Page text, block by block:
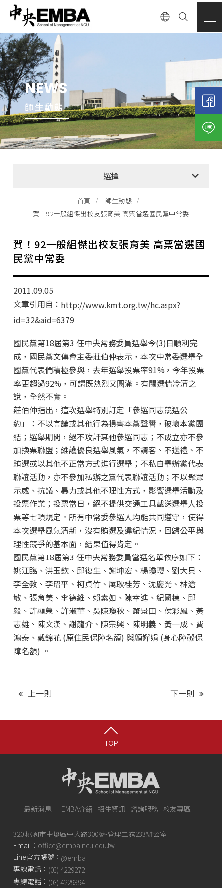
NEWS
師生動態
選擇
全部消息
EMBA招生公告
行政公告
師生動態
首頁
師生動態
賀！92一般組傑出校友張育美 高票當選國民黨中常委
賀！92一般組傑出校友張育美 高票當選國
民黨中常委
2011.09.05
文章引用自： http://www.kmt.org.tw/hc.aspx?
id=32&aid=6379
國民黨第18屆第3 任中央常務委員選舉今(3)日順利完
成，國民黨文傳會主委莊伯仲表示，本次中常委選舉全
國黨代表們積極參與，去年選舉投票率91%，今年投票
率更超過92%，可謂既熱烈又圓滿。有關選情冷清之
說，全然不實。
莊伯仲指出，這次選舉特別訂定「參選同志競選公
約」：不以言論或其他行為損害本黨聲譽，破壞本黨團
結；選舉期間，絕不攻訐其他參選同志；不成立亦不參
加換票聯盟；維護優良選舉風氣，不請客、不送禮、不
賄選或以其他不正當方式進行選舉；不私自舉辦黨代表
聯誼活動，亦不參加私辦之黨代表聯誼活動；不以聚眾
示威、抗議、暴力或其他不理性方式，影響選舉活動及
投票作業；投票當日，絕不提供交通工具載送選舉人投
票等七項規定。所有中常委參選人均能共同遵守，使得
本次選舉風氣清新，沒有賄選及違紀情況，回歸公平與
理性競爭的基本面，結果值得肯定。
國民黨第18屆第3 任中央常務委員當選名單依序如下：
姚江臨、洪玉欽、邱復生、謝坤宏、楊瓊瓔、劉大貝、
李全教、李昭平、柯貞竹、厲耿桂芳、沈慶光、林滄
敏、 張育美、李德維、賴素如、陳幸進、紀國棟、邱
毅、許顯榮、許淑華、吳陳瓊秋、蕭景田、侯彩鳳、黃
志雄、陳文漢、謝龍介、陳宗興、陳明義、黃一成、費
鴻泰、戴錦花 (原住民保障名額) 與顏嬋娟 (身心障礙保
障名額) 。
上一則 下一則
TOP
最新消息 EMBA介紹 招生資訊 諮詢服務 校友專區
320 桃園市中壢區中大路300號-管理二館233辦公室
Email： office@emba.ncu.edu.tw
Line官方帳號： @emba
專線電話： (03) 4229272
專線電話： (03) 4229394